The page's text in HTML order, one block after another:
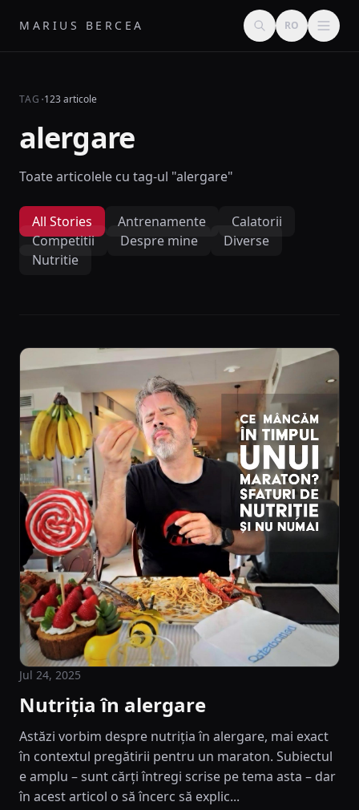
MARIUS BERCEA RO
TAG ·123 articole
alergare
Toate articolele cu tag-ul "alergare"
All Stories Antrenamente
Calatorii
Competitii
Despre mine
Diverse
Nutritie
Jul 24, 2025
Nutriția în alergare
Astăzi vorbim despre nutriția în alergare, mai exact
în contextul pregătirii pentru un maraton. Subiectul
e amplu – sunt cărți întregi scrise pe tema asta – dar
în acest articol o să încerc să explic...